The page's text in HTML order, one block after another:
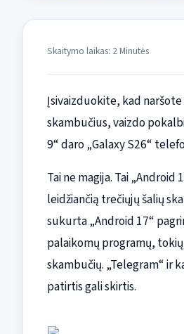
Skaitymo laikas: 2 Minutės
Įsivaizduokite, kad
skambučius, vaizdo
9“ daro „Galaxy S26“
Tai ne magija. Tai
leidžiančią trečiųjų šalių
sukurta „Android 17“
palaikomų programų, tokių
skambučių. „Telegram“ ir
patirtis gali skirtis.